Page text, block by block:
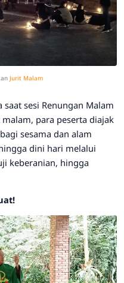
Jurit Malam
sesi Renungan Malam
para peserta diajak
sesama dan alam
dini hari melalui
keberanian, hingga